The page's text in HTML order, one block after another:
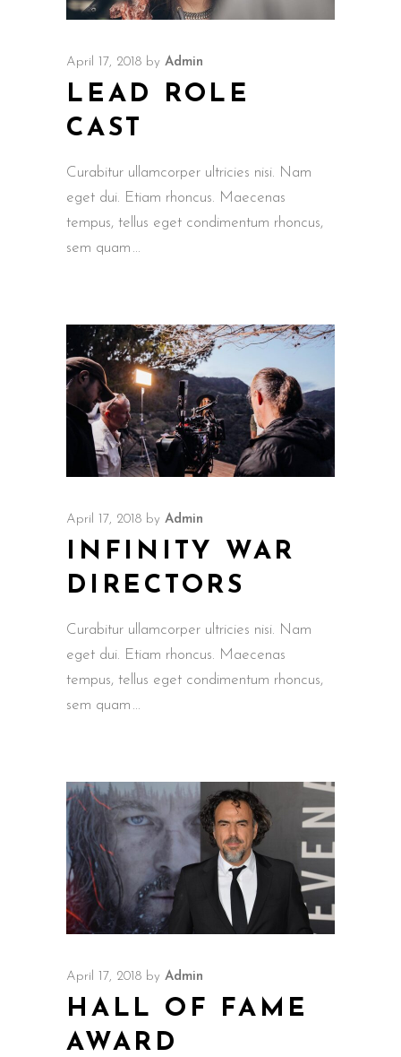
April 17, 2018 by Admin
LEAD ROLE
CAST
Curabitur ullamcorper ultricies nisi. Nam
eget dui. Etiam rhoncus. Maecenas
tempus, tellus eget condimentum rhoncus,
sem quam
April 17, 2018 by Admin
INFINITY WAR
DIRECTORS
Curabitur ullamcorper ultricies nisi. Nam
eget dui. Etiam rhoncus. Maecenas
tempus, tellus eget condimentum rhoncus,
sem quam
April 17, 2018 by Admin
HALL OF FAME
AWARD